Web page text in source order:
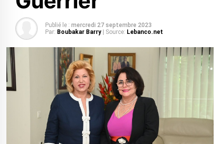
Publié le : mercredi 27 septembre 2023
Par: Boubakar Barry | Source: Lebanco.net